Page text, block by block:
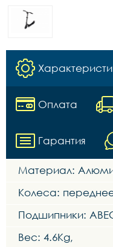
Оплата
Гарантия
Материал:
Колеса:
Подшипники:
Вес: 4.6Kg,